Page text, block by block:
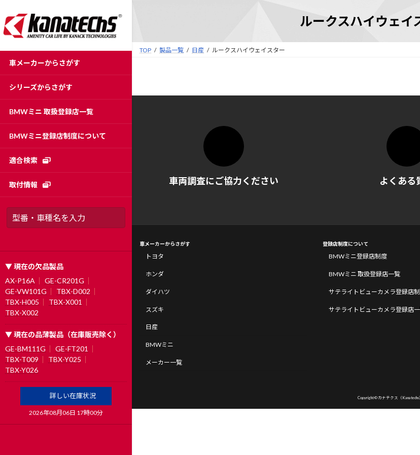
ン
テ
ビ
ゲ
車メーカーからさがす
シリーズからさがす
BMWミニ 取扱登録店一覧
BMWミニ登録店制度について
適合検索
取付情報
▼ 現在の欠品製品
AX-P16A
GE-CR201G
GE-VW101G
TBX-D002
TBX-H005
TBX-X001
TBX-X002
▼ 現在の品薄製品（在庫販売除く）
GE-BM111G
GE-FT201
TBX-T009
TBX-Y025
TBX-Y026
詳しい在庫状況
2026年08月06日 17時00分
ルークスハイウェイ
TOP 製品一覧 日産 ルークスハイウェイスター
車両調査にご協力ください よくある
車メーカーからさがす
トヨタ
ホンダ
ダイハツ
スズキ
日産
BMWミニ
メーカー一覧
登録店制度について
BMWミニ登録店制度
BMWミニ 取扱登録店一覧
サテライトビューカメラ登録店
サテライトビューカメラ登録店
Copyright © カナテクス（Kanatechs